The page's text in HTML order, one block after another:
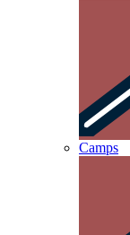
Camps